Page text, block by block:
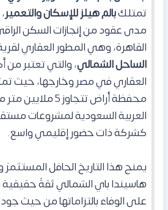
تمتلكبالم هيلز للإسكان والتعمير
مدى عقود من إنجازات السكن
القاهرة، وهي المطور العقاري
الساحل الشمالي، والتي تعتبر من
العقاري في مصر وخارجها، حيث
محفظة أراض تتجاوز
العربية السعودية لمشروعات
كشركة ذات حضور إقليمي واسع.
يمنح هذا التاريخ الحافل
هاسيندا باي الشمالي ثقةً حقيقية
على الوفاء بالتزاماتها من حيث